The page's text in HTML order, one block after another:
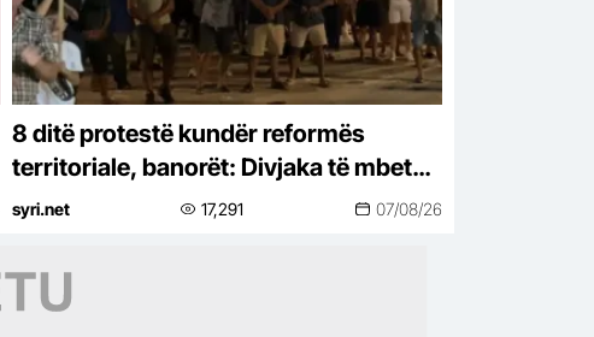
8 ditë protestë kundër reformës
territoriale, banorët: Divjaka të mbetet
bashki, nisin peticionin
syri.net 17,291 07/08/26